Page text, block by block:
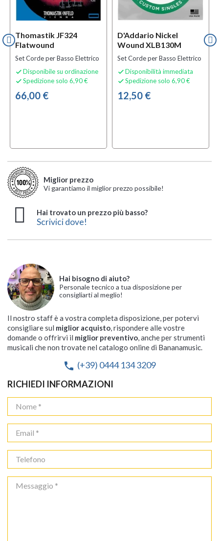
Thomastik JF324
Flatwound
Set Corde per Basso Elettrico
 Disponibile su ordinazione
 Spedizione solo 6,90 €
66,00 €
D'Addario Nickel
Wound XLB130M
Set Corde per Basso Elettrico
 Disponibilità immediata
 Spedizione solo 6,90 €
12,50 €
Miglior prezzo
Vi garantiamo il miglior prezzo possibile!
Hai trovato un prezzo più basso?
Scrivici dove!
Hai bisogno di aiuto?
Personale tecnico a tua disposizione per
consigliarti al meglio!
Il nostro staff è a vostra completa disposizione, per potervi
consigliare sul miglior acquisto, rispondere alle vostre
domande o offrirvi il miglior preventivo, anche per strumenti
musicali che non trovate nel catalogo online di Bananamusic.
phone (+39) 0444 134 3209
RICHIEDI INFORMAZIONI